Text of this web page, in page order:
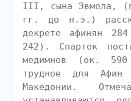
III, сына Эвмела,
гг. до н.э.)
декрете афинян
242). Спарток
медимнов (ок.
трудное для Афин
Македонии.